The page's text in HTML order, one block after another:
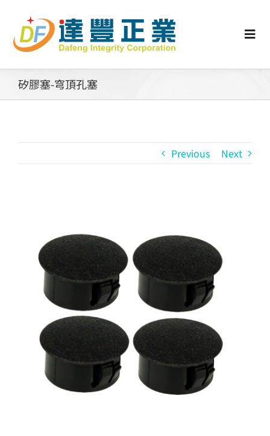
content
認識矽膠
矽膠客製
生產製造
選購指南
公司介紹
矽膠塞-穹頂孔塞
Previous Next
Image